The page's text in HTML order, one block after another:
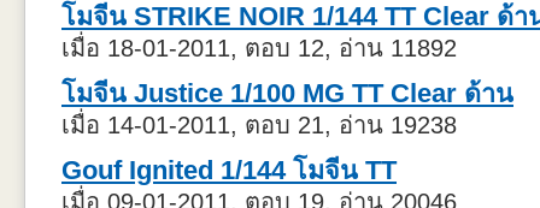
โมจีน STRIKE NOIR 1/144 TT Clear ด้า
เมื่อ 18-01-2011, ตอบ 12, อ่าน 11892
โมจีน Justice 1/100 MG TT Clear ด้าน
เมื่อ 14-01-2011, ตอบ 21, อ่าน 19238
Gouf Ignited 1/144 โมจีน TT
เมื่อ 09-01-2011, ตอบ 19, อ่าน 20046